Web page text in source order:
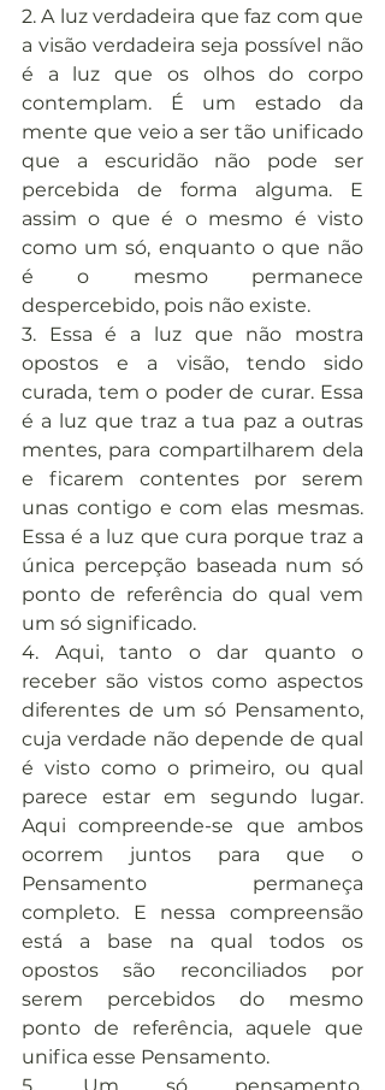
2. A luz verdadeira que faz com que
a visão verdadeira seja possível não
é a luz que os olhos do corpo
contemplam. É um estado da
mente que veio a ser tão unificado
que a escuridão não pode ser
percebida de forma alguma. E
assim o que é o mesmo é visto
como um só, enquanto o que não
é o mesmo permanece
despercebido, pois não existe.
3. Essa é a luz que não mostra
opostos e a visão, tendo sido
curada, tem o poder de curar. Essa
é a luz que traz a tua paz a outras
mentes, para compartilharem dela
e ficarem contentes por serem
unas contigo e com elas mesmas.
Essa é a luz que cura porque traz a
única percepção baseada num só
ponto de referência do qual vem
um só significado.
4. Aqui, tanto o dar quanto o
receber são vistos como aspectos
diferentes de um só Pensamento,
cuja verdade não depende de qual
é visto como o primeiro, ou qual
parece estar em segundo lugar.
Aqui compreende-se que ambos
ocorrem juntos para que o
Pensamento permaneça
completo. E nessa compreensão
está a base na qual todos os
opostos são reconciliados por
serem percebidos do mesmo
ponto de referência, aquele que
unifica esse Pensamento.
5. Um só pensamento,